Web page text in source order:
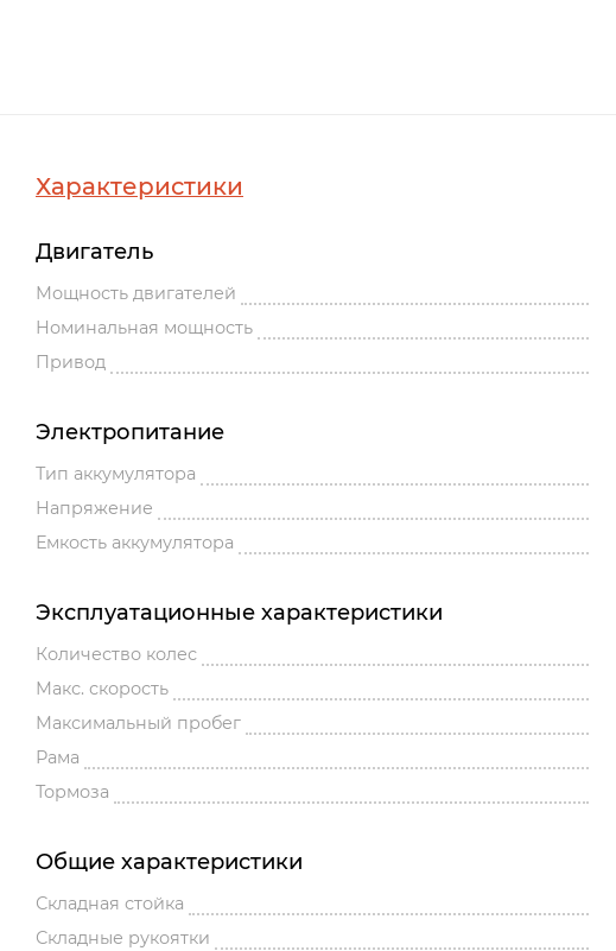
Характеристики
Двигатель
Мощность двигателей
Номинальная мощность
Привод
Электропитание
Тип аккумулятора
Напряжение
Емкость аккумулятора
Эксплуатационные характеристики
Количество колес
Макс. скорость
Максимальный пробег
Рама
Тормоза
Общие характеристики
Складная стойка
Складные рукоятки